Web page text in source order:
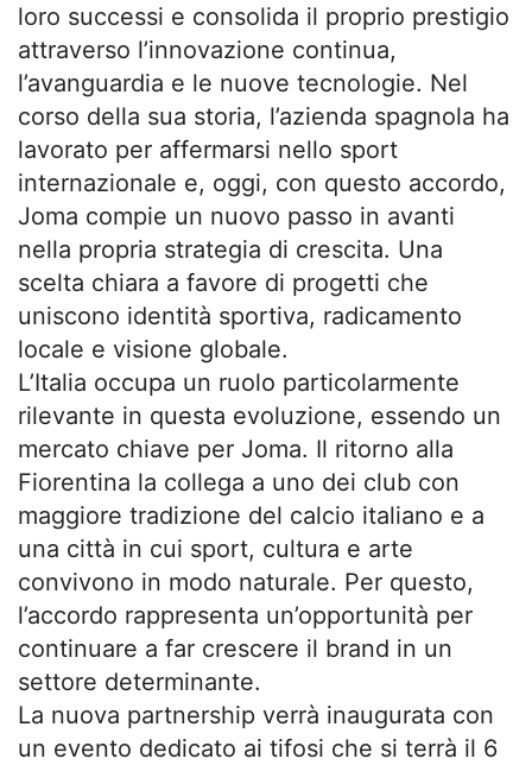
loro successi e consolida il proprio prestigio
attraverso l’innovazione continua,
l’avanguardia e le nuove tecnologie. Nel
corso della sua storia, l’azienda spagnola ha
lavorato per affermarsi nello sport
internazionale e, oggi, con questo accordo,
Joma compie un nuovo passo in avanti
nella propria strategia di crescita. Una
scelta chiara a favore di progetti che
uniscono identità sportiva, radicamento
locale e visione globale.
L’Italia occupa un ruolo particolarmente
rilevante in questa evoluzione, essendo un
mercato chiave per Joma. Il ritorno alla
Fiorentina la collega a uno dei club con
maggiore tradizione del calcio italiano e a
una città in cui sport, cultura e arte
convivono in modo naturale. Per questo,
l’accordo rappresenta un’opportunità per
continuare a far crescere il brand in un
settore determinante.
La nuova partnership verrà inaugurata con
un evento dedicato ai tifosi che si terrà il 6